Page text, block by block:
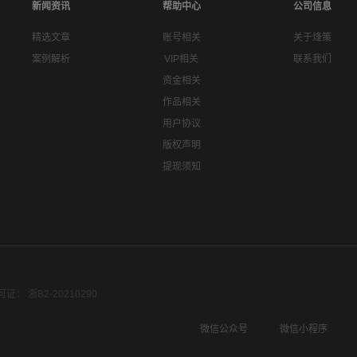
新闻资讯
精选文章
案例解析
帮助中心
账号相关
VIP相关
资金相关
作品相关
用户协议
版权声明
提现须知
公司信息
关于烽策
联系我们
证： 浙B2-20210290
微信公众号
微信小程序